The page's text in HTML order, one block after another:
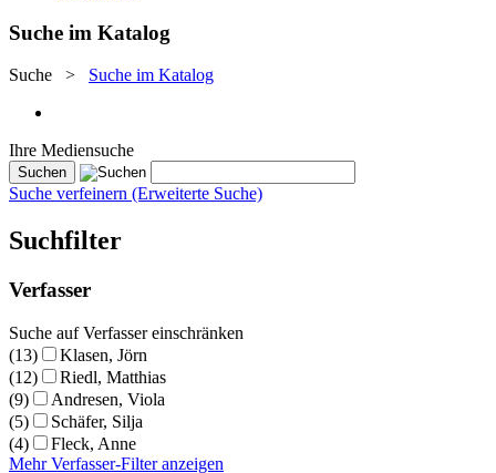
Suche im Katalog
Suche > Suche im Katalog
Ihre Mediensuche
Suche verfeinern (Erweiterte Suche)
Suchfilter
Verfasser
Suche auf Verfasser einschränken
(13)
Klasen, Jörn
(12)
Riedl, Matthias
(9)
Andresen, Viola
(5)
Schäfer, Silja
(4)
Fleck, Anne
Mehr Verfasser-Filter anzeigen